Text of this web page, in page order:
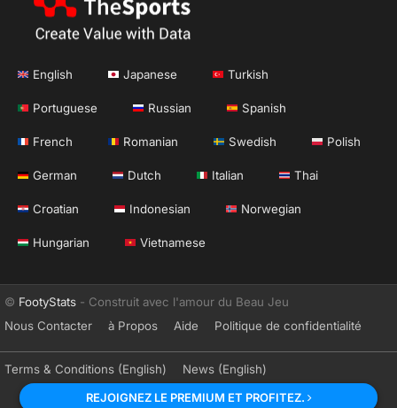
English Japanese Turkish
Portuguese Russian Spanish
French Romanian Swedish Polish
German Dutch Italian Thai
Croatian Indonesian Norwegian
Hungarian Vietnamese
© FootyStats - Construit avec l'amour du Beau Jeu
Nous Contacter
à Propos Aide Politique de confidentialité
Terms & Conditions (English) News (English)
REJOIGNEZ LE PREMIUM ET PROFITEZ.